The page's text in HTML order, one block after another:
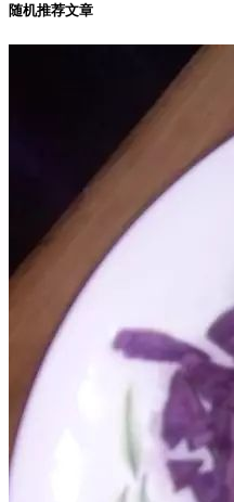
随机推荐文章